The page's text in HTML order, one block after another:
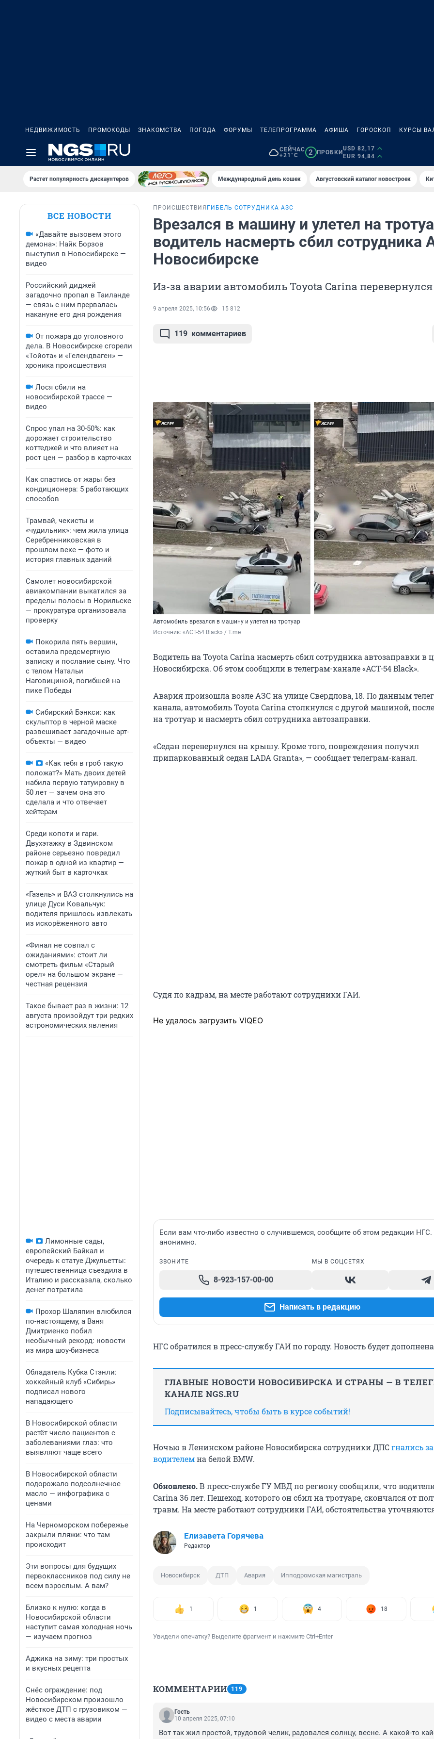
НЕДВИЖИМОСТЬ ПРОМОКОДЫ ЗНАКОМСТВА ПОГОДА ФОРУМЫ ТЕЛЕПРОГРАММА АФИША ГОРОСКОП КУРСЫ
СЕЙЧАС
+21°C
2 ПРОБКИ
USD 82,17
EUR 94,84
Растет популярность дискаунтеров Международный день кошек Августовский каталог новостроек
ВСЕ НОВОСТИ
«Давайте вызовем этого
демона»: Найк Борзов
выступил в Новосибирске —
видео
Российский диджей
загадочно пропал в Таиланде
— связь с ним прервалась
накануне его дня рождения
От пожара до уголовного
дела. В Новосибирске сгорели
«Тойота» и «Гелендваген» —
хроника происшествия
Лося сбили на
новосибирской трассе —
видео
Спрос упал на 30-50%: как
дорожает строительство
коттеджей и что влияет на
рост цен — разбор в карточках
Как спастись от жары без
кондиционера: 5 работающих
способов
Трамвай, чекисты и
«чудильник»: чем жила улица
Серебренниковская в
прошлом веке — фото и
история главных зданий
Самолет новосибирской
авиакомпании выкатился за
пределы полосы в Норильске
— прокуратура организовала
проверку
Покорила пять вершин,
оставила предсмертную
записку и послание сыну. Что
с телом Натальи
Наговициной, погибшей на
пике Победы
Сибирский Бэнкси: как
скульптор в черной маске
развешивает загадочные арт-
объекты — видео
«Как тебя в гроб такую
положат?» Мать двоих детей
набила первую татуировку в
50 лет — зачем она это
сделала и что отвечает
хейтерам
Среди копоти и гари.
Двухэтажку в Здвинском
районе серьезно повредил
пожар в одной из квартир —
жуткий быт в карточках
«Газель» и ВАЗ столкнулись на
улице Дуси Ковальчук:
водителя пришлось извлекать
из искорёженного авто
«Финал не совпал с
ожиданиями»: стоит ли
смотреть фильм «Старый
орел» на большом экране —
честная рецензия
Такое бывает раз в жизни: 12
августа произойдут три редких
астрономических явления
Лимонные сады,
европейский Байкал и
очередь к статуе Джульетты:
путешественница съездила в
Италию и рассказала, сколько
денег потратила
Прохор Шаляпин влюбился
по-настоящему, а Ваня
Дмитриенко побил
необычный рекорд: новости
из мира шоу-бизнеса
Обладатель Кубка Стэнли:
хоккейный клуб «Сибирь»
подписал нового
нападающего
В Новосибирской области
растёт число пациентов с
заболеваниями глаз: что
выявляют чаще всего
В Новосибирской области
подорожало подсолнечное
масло — инфографика с
ценами
На Черноморском побережье
закрыли пляжи: что там
происходит
Эти вопросы для будущих
первоклассников под силу не
всем взрослым. А вам?
Близко к нулю: когда в
Новосибирской области
наступит самая холодная ночь
— изучаем прогноз
Аджика на зиму: три простых
и вкусных рецепта
Снёс ограждение: под
Новосибирском произошло
жёсткое ДТП с грузовиком —
видео с места аварии
ПРОИСШЕСТВИЯ ГИБЕЛЬ СОТРУДНИКА АЗС
Врезался в машину и улетел на
водитель насмерть сбил сотрудника
Новосибирске
Из-за аварии автомобиль Toyota Carina перевернулся
9 апреля 2025, 10:56 15 812
119 комментариев
Автомобиль врезался в машину и улетел на тротуар
Источник: «АСТ-54 Black» / T.me
Водитель на Toyota Carina насмерть сбил сотрудника автозаправки в
Новосибирска. Об этом сообщили в телеграм-канале «АСТ-54 Black».
Авария произошла возле АЗС на улице Свердлова, 18. По данным
канала, автомобиль Toyota Carina столкнулся с другой машиной,
на тротуар и насмерть сбил сотрудника автозаправки.
«Седан перевернулся на крышу. Кроме того, повреждения получил
припаркованный седан LADA Granta», — сообщает телеграм-канал.
Судя по кадрам, на месте работают сотрудники ГАИ.
Не удалось загрузить VIQEO
Если вам что-либо известно о случившемся, сообщите об этом редакции
анонимно.
ЗВОНИТЕ
8-923-157-00-00
МЫ В СОЦСЕТЯХ
Написать в редакцию
НГС обратился в пресс-службу ГАИ по городу. Новость будет
ГЛАВНЫЕ НОВОСТИ НОВОСИБИРСКА И СТРАНЫ — В
КАНАЛЕ NGS.RU
Подписывайтесь, чтобы быть в курсе событий!
Ночью в Ленинском районе Новосибирска сотрудники ДПСгнались за
водителемна белой BMW.
Обновлено.В пресс-службе ГУ МВД по региону сообщили, что
Carina 36 лет. Пешеход, которого он сбил на тротуаре, скончался от
травм. На месте работают сотрудники ГАИ, обстоятельства
Елизавета Горячева
Редактор
Новосибирск ДТП Авария Ипподромская магистраль
1 1 4 18
Увидели опечатку? Выделите фрагмент и нажмите Ctrl+Enter
КОММЕНТАРИИ 119
Гость
10 апреля 2025, 07:10
Вот так жил простой, трудовой челик, радовался солнцу, весне. А какой-то